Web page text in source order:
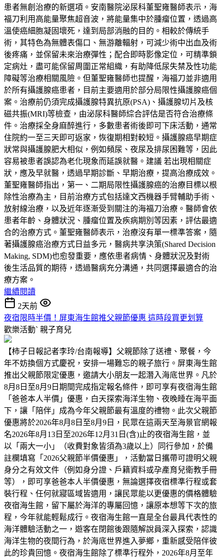
患者無創治療的新選項。安南醫院泌尿科董聖雍醫師表示，海
福刀利用高能量聚焦超音波，將能量集中於腫瘤位置，透過高
溫使癌細胞凝固壞死，達到局部消融的目的。相較於傳統手
術，其特色為無體表傷口、無游離輻射，可減少術中出血及術
後疼痛，並保留未來治療彈性；配合即時影像定位，可精準鎖
定病灶，盡可能保留周圍正常組織，有助降低尿失禁及性功能
障礙等治療相關風險。但董聖雍醫師也提醒，海福刀並非適用
於所有攝護腺癌患者，目前主要適用於部分局限性攝護腺癌個
案。治療前仍須完成攝護腺特異抗原(PSA)、攝護腺切片及核
磁共振(MRI)等檢查，由泌尿科醫師綜合評估是否符合治療條
件。治療採全身麻醉進行，多數患者術後即可下床活動，通常
住院約一至三天即可返家，恢復期相對較短。攝護腺癌早期症
狀常與攝護腺肥大相似，例如頻尿、夜尿及排尿困難等，因此
容易被患者誤認為老化現象而延誤就醫。建議 若出現相關症
狀，應及早就醫，透過早期診斷、早期治療，提高治療成效。
董聖雍醫師指出，第一、二期局限性攝護腺癌的治療目標以根
除性治療為主，目前治療方式包括達文西機器手臂輔助手術、
放射線治療，以及近年逐漸受到關注的海福刀治療。醫師會依
患者年齡、身體狀況、腫瘤位置及疾病期別等因素，評估最適
合的治療方式。董聖雍醫師表示，治療沒有單一標準答案，隨
著攝護腺癌治療方式日益多元，醫病共享決策(Shared Decision
Making, SDM)也愈發重要，應依患者病情、身體狀況及對術
後生活品質的期待，透過醫病充分溝通，共同選擇最適合的治
療方案。
繼續閱讀
2天前
夜宿限時半價！屏東海生館推父親節優惠 這時段買更划算
歡樂活動ˋ 親子育兒
【柿子日報記者李玲/台南報導】父親節除了送禮、聚餐，今
年不妨換個方式慶祝，安排一場難忘的親子旅行。屏東海生館
推出父親節限定優惠，邀請大小朋友一起潛入海底世界。凡於
8月8日至8月9日期間完成指定報名條件，即可享有夜宿海生館
「爸爸本人半價」優惠，白天探索海洋生物、夜晚睡在海平面
下，讓「陪伴」成為今年父親節最有溫度的禮物。此次父親節
優惠將於2026年8月8日至8月9日，民眾在這兩天至海景官網報
名2026年8月13日至2026年12月31日(含)止的夜宿海生館，並
以「兩大一小」（收費對象皆須為3歲以上）同行參加，於備
註欄填寫「2026父親節半價優惠」，活動當日攜帶可證明父親
身分之有效文件（例如身分證、戶籍資料或孕產育兒衛教手冊
等），即可享爸爸本人半價優惠，無論選擇夜宿標準行程或套
裝行程、任何就寢區域皆適用，讓民眾能以更優惠的價格體驗
夜宿海生館，留下屬於海洋的專屬回憶，讓原本想等下次的旅
程，今年就能輕鬆成行。夜宿海生館一直是全台最具代表性的
海洋體驗活動之一，遊客在閉館後跟隨解說員深入探索，認識
海洋生物的夜間行為，於海底世界進入夢鄉，重新感受陪伴彼
此的珍貴回憶。夜宿海生館除了標準行程外，2026年8月至年